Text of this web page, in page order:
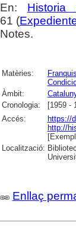
En: Historia
61 (
Notes.
Matèries:
Àmbit:
Cronologia:
[1959 -
Accés:
https://
http://
Localització:
Enllaç